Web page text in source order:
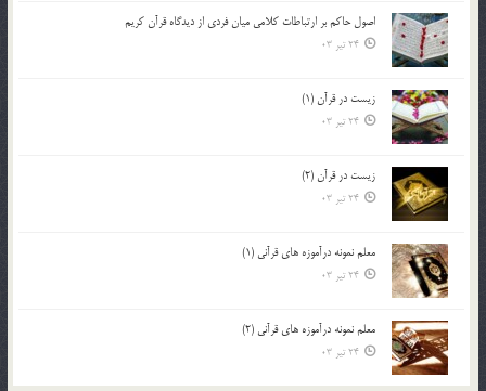
اصول حاكم بر ارتباطات كلامى ميان فردى از ديدگاه قرآن كريم
24 تیر 03
زیست در قرآن (1)
24 تیر 03
زیست در قرآن (2)
24 تیر 03
معلم نمونه درآموزه هاي قرآني (1)
24 تیر 03
معلم نمونه درآموزه هاي قرآني (2)
24 تیر 03